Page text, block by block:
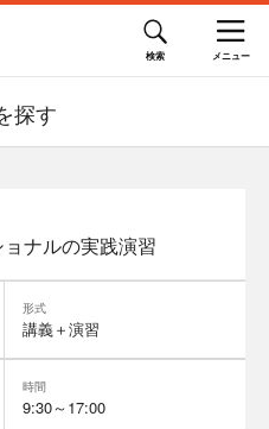
探す
ナルの実践演習
形式
講義＋演習
時間
9:30～17:00